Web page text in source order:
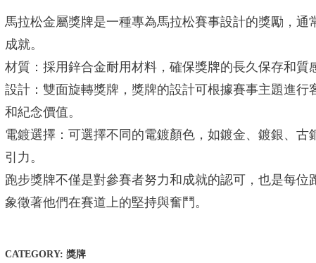
馬拉松金屬獎牌是一種專為馬拉松賽事設計的獎勵，通
成就。
材質：採用鋅合金耐用材料，確保獎牌的長久保存和質
設計：雙面旋轉獎牌，獎牌的設計可根據賽事主題進行
和紀念價值。
電鍍選擇：可選擇不同的電鍍顏色，如鍍金、鍍銀、古
引力。
跑步獎牌不僅是對參賽者努力和成就的認可，也是每位
象徵著他們在賽道上的堅持與奮鬥。
CATEGORY: 獎牌